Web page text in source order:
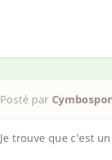
Posté par
Je trouve que c'est